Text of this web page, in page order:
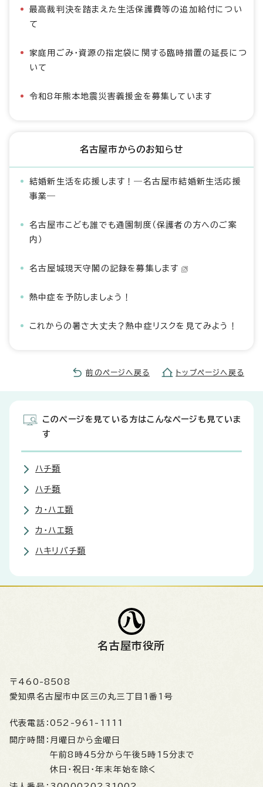
最高裁判決を踏まえた生活保護費等の追加給付につい
て
家庭用ごみ・資源の指定袋に関する臨時措置の延長につ
いて
令和8年熊本地震災害義援金を募集しています
名古屋市からのお知らせ
結婚新生活を応援します！―名古屋市結婚新生活応援
事業―
名古屋市こども誰でも通園制度（保護者の方へのご案
内）
名古屋城現天守閣の記録を募集します
熱中症を予防しましょう！
これからの暑さ大丈夫？熱中症リスクを見てみよう！
前のページへ戻る トップページへ戻る
このページを見ている方はこんなページも見ていま
す
ハチ類
ハチ類
カ・ハエ類
カ・ハエ類
ハキリバチ類
名古屋市役所
〒460-8508
愛知県名古屋市中区三の丸三丁目1番1号
代表電話： 052-961-1111
開庁時間： 月曜日から金曜日
午前8時45分から午後5時15分まで
休日・祝日・年末年始を除く